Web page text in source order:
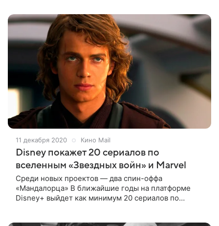
11 декабря 2020 Кино Mail
Disney покажет 20 сериалов по
вселенным «Звездных войн» и Marvel
Среди новых проектов — два спин-оффа
«Мандалорца» В ближайшие годы на платформе
Disney+ выйдет как минимум 20 сериалов по